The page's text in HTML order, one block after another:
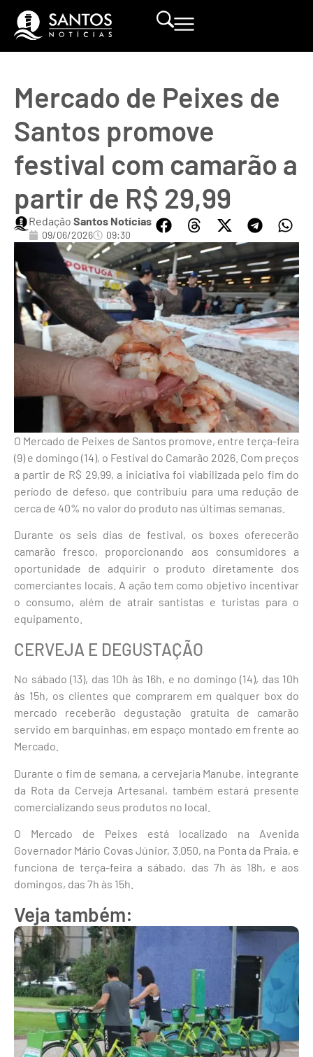
Mercado de Peixes de
Santos promove
festival com camarão a
partir de R$ 29,99
Redação Santos Notícias
09/06/2026 09:30
O Mercado de Peixes de Santos promove, entre terça-feira
(9) e domingo (14), o Festival do Camarão 2026. Com preços
a partir de R$ 29,99, a iniciativa foi viabilizada pelo fim do
período de defeso, que contribuiu para uma redução de
cerca de 40% no valor do produto nas últimas semanas.
Durante os seis dias de festival, os boxes oferecerão
camarão fresco, proporcionando aos consumidores a
oportunidade de adquirir o produto diretamente dos
comerciantes locais. A ação tem como objetivo incentivar
o consumo, além de atrair santistas e turistas para o
equipamento.
CERVEJA E DEGUSTAÇÃO
No sábado (13), das 10h às 16h, e no domingo (14), das 10h
às 15h, os clientes que comprarem em qualquer box do
mercado receberão degustação gratuita de camarão
servido em barquinhas, em espaço montado em frente ao
Mercado.
Durante o fim de semana, a cervejaria Manube, integrante
da Rota da Cerveja Artesanal, também estará presente
comercializando seus produtos no local.
O Mercado de Peixes está localizado na Avenida
Governador Mário Covas Júnior, 3.050, na Ponta da Praia, e
funciona de terça-feira a sábado, das 7h às 18h, e aos
domingos, das 7h às 15h.
Veja também: